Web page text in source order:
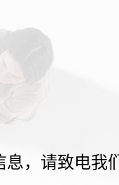
息，请致电我